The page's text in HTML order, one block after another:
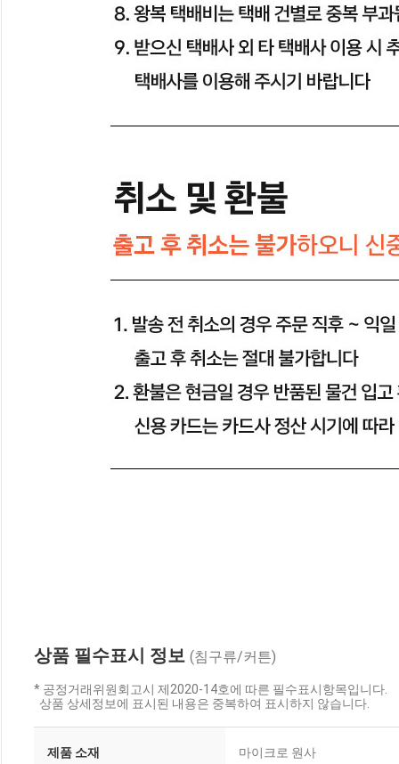
상품 필수표시 정보 (침구류/커튼)
* 공정거래위원회고시 제2020-14호에 따른 필수표시항목입니다.
상품 상세정보에 표시된 내용은 중복하여 표시하지 않습니다.
제품 소재 마이크로 원사